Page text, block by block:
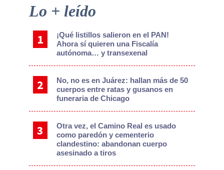
Primary
Sidebar
Lo + leído
¡Qué listillos salieron en el PAN!
Ahora sí quieren una Fiscalía
autónoma… y transexenal
No, no es en Juárez: hallan más de 50
cuerpos entre ratas y gusanos en
funeraria de Chicago
Otra vez, el Camino Real es usado
como paredón y cementerio
clandestino: abandonan cuerpo
asesinado a tiros